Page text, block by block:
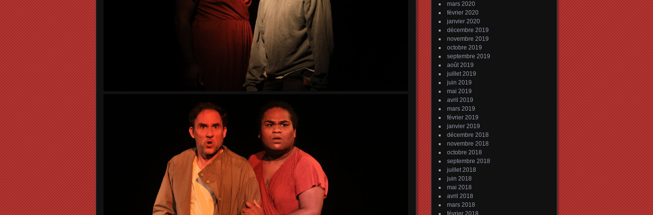
mars 2020
février 2020
janvier 2020
décembre 2019
novembre 2019
octobre 2019
septembre 2019
août 2019
juillet 2019
juin 2019
mai 2019
avril 2019
mars 2019
février 2019
janvier 2019
décembre 2018
novembre 2018
octobre 2018
septembre 2018
juillet 2018
juin 2018
mai 2018
avril 2018
mars 2018
février 2018